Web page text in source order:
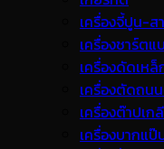
เครื่องจี้ปูน-ส
เครื่องชาร์ตแ
เครื่องดัดเหล็
เครื่องตัดถน
เครื่องต๊าปเก
เครื่องบากแป๊